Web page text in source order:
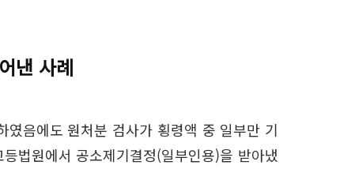
낸 사례
음에도 원처분 검사가 횡령액 중 일부만 기
법원에서 공소제기결정(일부인용)을 받아냈